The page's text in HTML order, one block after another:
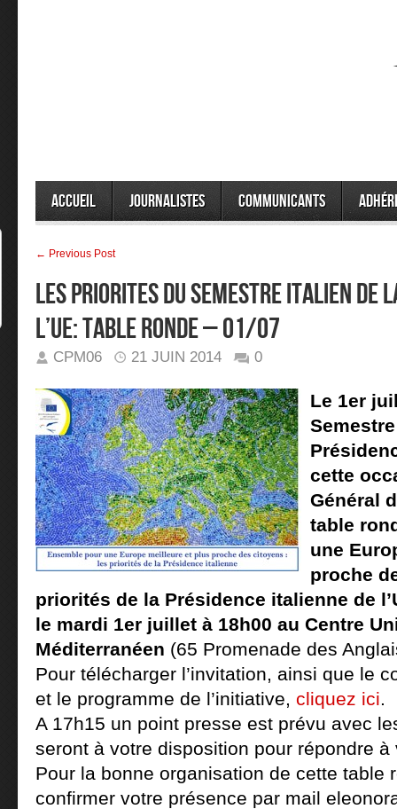
Accueil Journalistes Communicants
← Previous Post
LES PRIORITES DU SEMESTRE ITALIEN DE
L’UE: TABLE RONDE – 01/07
CPM06 21 JUIN 2014 0
Le 1er
cette
Général
table
une
proche
priorités de la Présidence italienne de
le mardi 1er juillet à 18h00 au Centre
Méditerranéen (65 Promenade des
Pour télécharger l’invitation, ainsi que le
et le programme de l’initiative, cliquez ici.
A 17h15 un point presse est prévu avec
seront à votre disposition pour répondre à
Pour la bonne organisation de cette table
confirmer votre présence par mail